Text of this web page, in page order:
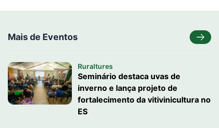
Mais de Eventos
Ruraltures
Seminário destaca uvas de
inverno e lança projeto de
fortalecimento da vitivinicultura no
ES